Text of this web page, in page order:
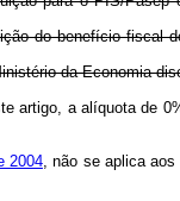
do benefício fiscal
da Economia
artigo, a alíquota de
2004, não se aplica